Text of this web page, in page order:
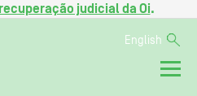
recuperação judicial da Oi.
English